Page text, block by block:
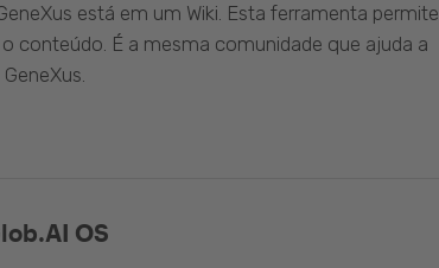
está em um Wiki. Esta ferramenta permite
conteúdo. É a mesma comunidade que ajuda a
OS